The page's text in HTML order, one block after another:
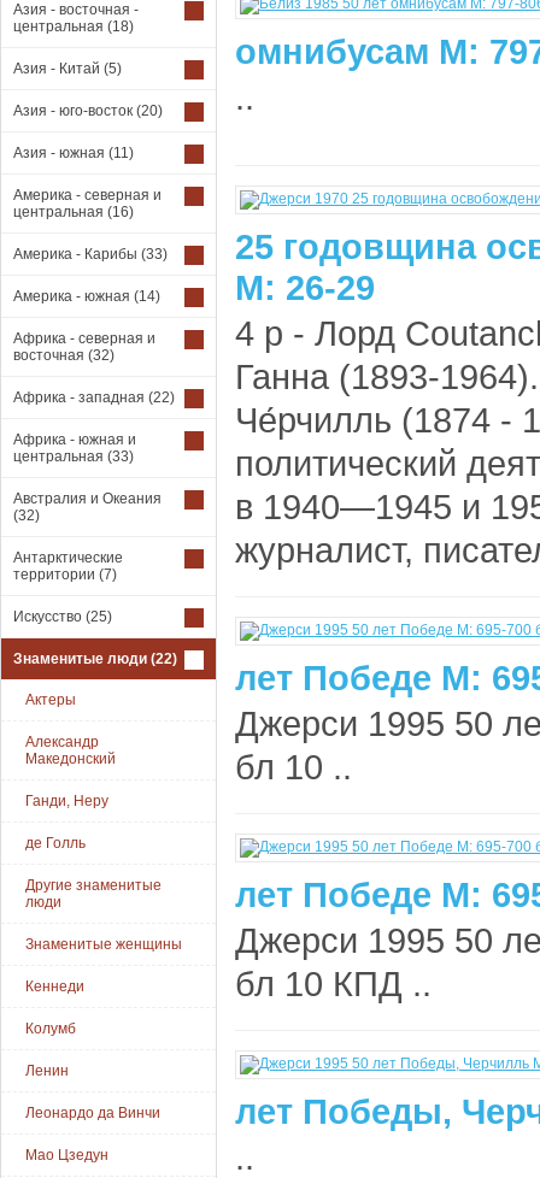
Азия - восточная -
центральная (18)
Азия - Китай (5)
Азия - юго-восток (20)
Азия - южная (11)
Америка - северная и
центральная (16)
Америка - Карибы (33)
Америка - южная (14)
Африка - северная и
восточная (32)
Африка - западная (22)
Африка - южная и
центральная (33)
Австралия и Океания
(32)
Антарктические
территории (7)
Искусство (25)
Знаменитые люди (22)
Актеры
Александр
Македонский
Ганди, Неру
де Голль
Другие знаменитые
люди
Знаменитые женщины
Кеннеди
Колумб
Ленин
Леонардо да Винчи
Мао Цзедун
омнибусам М:
..
25 годовщина
М: 26-29
4 р - Лорд
Ганна (1893-
Че́рчилль (1874 -
политический
в 1940—1945 и
журналист,
лет Победе М:
Джерси 1995 50
бл 10 ..
лет Победе М:
Джерси 1995 50
бл 10 КПД ..
лет Победы,
..